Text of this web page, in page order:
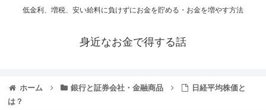
低金利、増税、安い給料に負けずにお金を貯める・お金を増やす方法
身近なお金で得する話
ホーム 銀行と証券会社・金融商品
日経平均株価と
は？